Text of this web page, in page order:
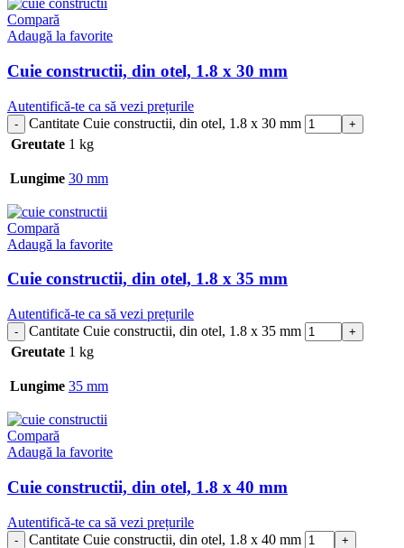
Compară
Adaugă la favorite
Cuie constructii, din otel, 1.8 x 30 mm
Autentifică-te ca să vezi prețurile
Cantitate Cuie constructii, din otel, 1.8 x 30 mm
Greutate 1 kg
Lungime 30 mm
Compară
Adaugă la favorite
Cuie constructii, din otel, 1.8 x 35 mm
Autentifică-te ca să vezi prețurile
Cantitate Cuie constructii, din otel, 1.8 x 35 mm
Greutate 1 kg
Lungime 35 mm
Compară
Adaugă la favorite
Cuie constructii, din otel, 1.8 x 40 mm
Autentifică-te ca să vezi prețurile
Cantitate Cuie constructii, din otel, 1.8 x 40 mm